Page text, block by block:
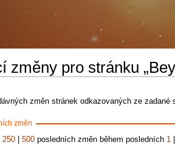
změny pro stránku
změn stránek odkazovaných ze
změn
250| 500posledních změn během posledních 1 |